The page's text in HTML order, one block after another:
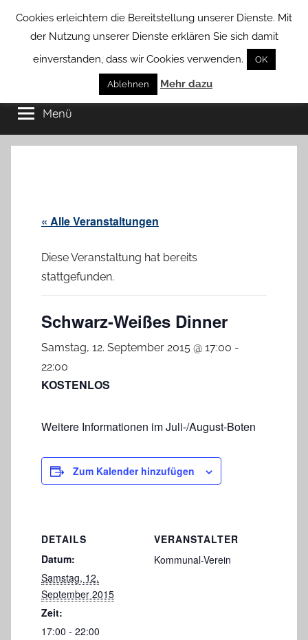
Borstel
von
Groß
Borstel
Menü
« Alle Veranstaltungen
Diese Veranstaltung hat bereits
stattgefunden.
Schwarz-Weißes Dinner
Samstag, 12. September 2015 @ 17:00 -
22:00
KOSTENLOS
Weitere Informationen im Juli-/August-Boten
Zum Kalender hinzufügen
DETAILS
Datum:
Samstag, 12.
September 2015
Zeit:
17:00 - 22:00
VERANSTALTER
Kommunal-Verein
Cookies erleichtern die Bereitstellung unserer Dienste. Mit
der Nutzung unserer Dienste erklären Sie sich damit
einverstanden, dass wir Cookies verwenden.
OK
Ablehnen Mehr dazu